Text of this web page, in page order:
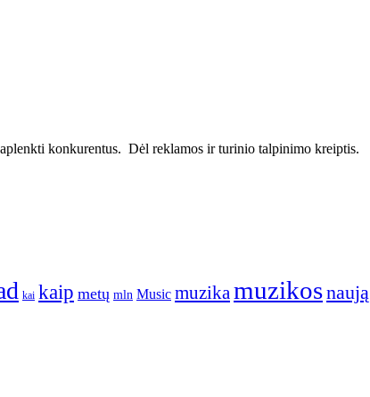
konkurentus. Dėl reklamos ir turinio talpinimo kreiptis.
kai kaip metų mln Music muzikamuzikosnaują